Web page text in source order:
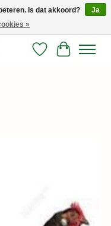
jouw paard!
Verlanglijst
Is dat akkoord?
Ja
»